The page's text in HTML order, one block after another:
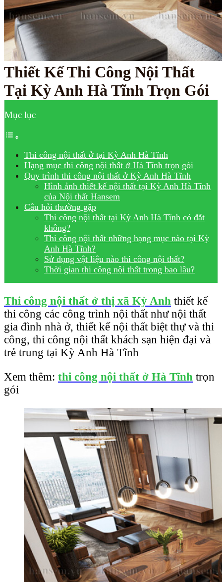
Thiết Kế Thi Công Nội Thất
Tại Kỳ Anh Hà Tĩnh Trọn Gói
Mục lục
Thi công nội thất ở tại Kỳ Anh Hà Tĩnh
Hạng mục thi công nội thất ở Hà Tĩnh trọn gói
Quy trình thi công nội thất ở Kỳ Anh Hà Tĩnh
Hình ảnh thiết kế nội thất tại Kỳ Anh Hà Tĩnh
của Nội thất Hansem
Câu hỏi thường gặp
Thi công nội thất tại Kỳ Anh Hà Tĩnh có đắt
không?
Thi công nội thất những hạng mục nào tại Kỳ
Anh Hà Tĩnh?
Sử dụng vật liệu nào thi công nội thất?
Thời gian thi công nội thất trong bao lâu?
Thi công nội thất ở thị xã Kỳ Anh thiết kế
thi công các công trình nội thất như nội thất
gia đình nhà ở, thiết kế nội thất biệt thự và thi
công, thi công nội thất khách sạn hiện đại và
trẻ trung tại Kỳ Anh Hà Tĩnh
Xem thêm: thi công nội thất ở Hà Tĩnh trọn
gói